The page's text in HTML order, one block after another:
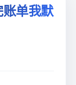
账单我默